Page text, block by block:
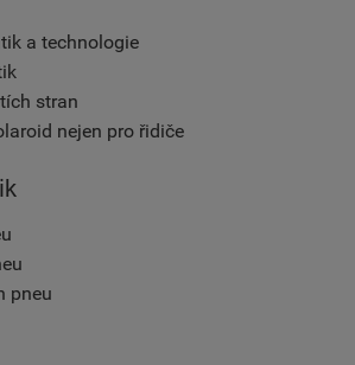
a technologie
stran
nejen pro řidiče
pneu